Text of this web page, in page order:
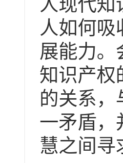
人如何
展能力。
知识产权
的关系，
一矛盾，
慧之间寻